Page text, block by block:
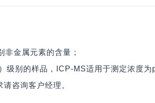
金属元素的含量；
别的样品，ICP-MS适用于测定浓度为
咨询客户经理。